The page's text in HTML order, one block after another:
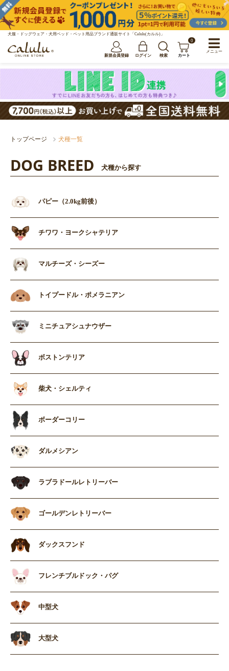
犬服・ドッグウェア・犬用ベッド・ペット用品ブランド通販サイト「Calulu(カルル)」
新規会員登録 ログイン 検索
0
カート
トップページ 犬種一覧
DOG BREED 犬種から探す
パピー（2.0kg前後）
チワワ・ヨークシャテリア
マルチーズ・シーズー
トイプードル・ポメラニアン
ミニチュアシュナウザー
ボストンテリア
柴犬・シェルティ
ボーダーコリー
ダルメシアン
ラブラドールレトリーバー
ゴールデンレトリーバー
ダックスフンド
フレンチブルドック・パグ
中型犬
大型犬
メニュー